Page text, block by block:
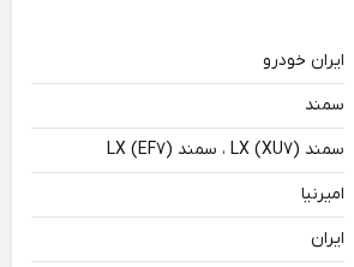
ایران خودرو
سمند
سمند LX (XU7) ، سمند LX (EF7)
امیرنیا
ایران